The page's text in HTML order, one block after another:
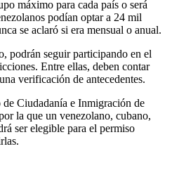
máximo para cada país o será
podían optar a 24 mil
se aclaró si era mensual o anual.
podrán seguir participando en el
Entre ellas, deben contar
verificación de antecedentes.
Ciudadanía e Inmigración de
la que un venezolano, cubano,
ser elegible para el permiso